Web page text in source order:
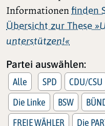
Informationenfinden
Übersicht zur These
unterstützen!«
Partei auswählen:
Alle SPD CDU/CSU
Die Linke
BSW
FREIE WÄHLER
Die